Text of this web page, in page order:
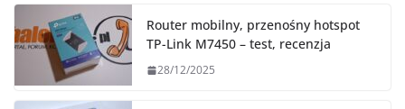
Router mobilny, przenośny hotspot
TP-Link M7450 – test, recenzja
28/12/2025